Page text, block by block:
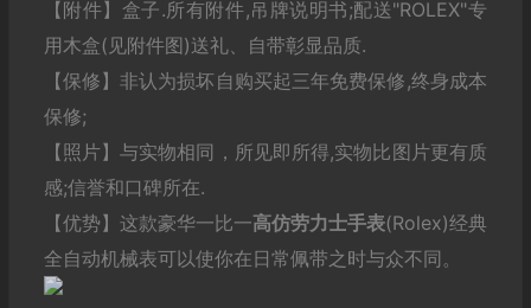
【附件】盒子.所有附件,吊牌说明书;配送"ROLEX"专
用木盒(见附件图)送礼、自带彰显品质.
【保修】非认为损坏自购买起三年免费保修,终身成本
保修;
【照片】与实物相同，所见即所得,实物比图片更有质
感;信誉和口碑所在.
【优势】这款豪华一比一高仿劳力士手表(Rolex)经典
全自动机械表可以使你在日常佩带之时与众不同。